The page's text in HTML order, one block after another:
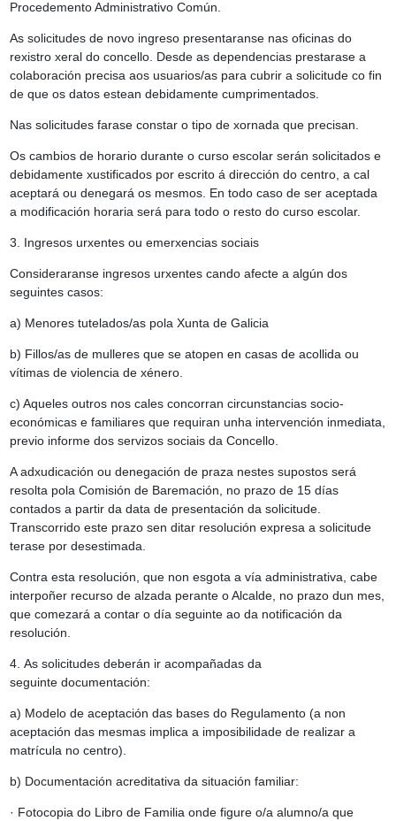
Procedemento Administrativo Común.
As solicitudes de novo ingreso presentaranse nas oficinas do
rexistro xeral do concello. Desde as dependencias prestarase a
colaboración precisa aos usuarios/as para cubrir a solicitude co fin
de que os datos estean debidamente cumprimentados.
Nas solicitudes farase constar o tipo de xornada que precisan.
Os cambios de horario durante o curso escolar serán solicitados e
debidamente xustificados por escrito á dirección do centro, a cal
aceptará ou denegará os mesmos. En todo caso de ser aceptada
a modificación horaria será para todo o resto do curso escolar.
3. Ingresos urxentes ou emerxencias sociais
Consideraranse ingresos urxentes cando afecte a algún dos
seguintes casos:
a) Menores tutelados/as pola Xunta de Galicia
b) Fillos/as de mulleres que se atopen en casas de acollida ou
vítimas de violencia de xénero.
c) Aqueles outros nos cales concorran circunstancias socio-
económicas e familiares que requiran unha intervención inmediata,
previo informe dos servizos sociais da Concello.
A adxudicación ou denegación de praza nestes supostos será
resolta pola Comisión de Baremación, no prazo de 15 días
contados a partir da data de presentación da solicitude.
Transcorrido este prazo sen ditar resolución expresa a solicitude
terase por desestimada.
Contra esta resolución, que non esgota a vía administrativa, cabe
interpoñer recurso de alzada perante o Alcalde, no prazo dun mes,
que comezará a contar o día seguinte ao da notificación da
resolución.
4. As solicitudes deberán ir acompañadas da
seguintedocumentación:
a) Modelo de aceptación das bases do Regulamento (a non
aceptación das mesmas implica a imposibilidade de realizar a
matrícula no centro).
b) Documentación acreditativa da situación familiar:
· Fotocopia do Libro de Familia onde figure o/a alumno/a que